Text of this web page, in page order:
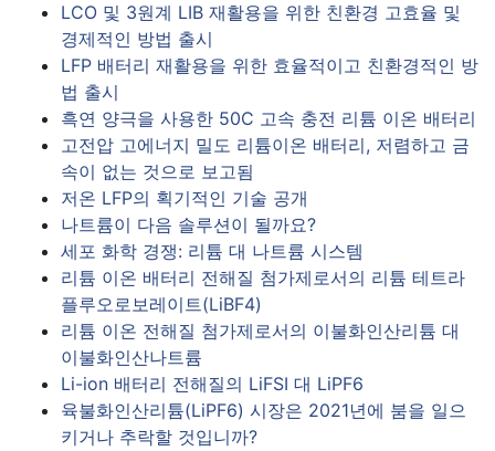
LCO 및 3원계 LIB 재활용을 위한 친환경 고효율 및
경제적인 방법 출시
LFP 배터리 재활용을 위한 효율적이고 친환경적인 방
법 출시
흑연 양극을 사용한 50C 고속 충전 리튬 이온 배터리
고전압 고에너지 밀도 리튬이온 배터리, 저렴하고 금
속이 없는 것으로 보고됨
저온 LFP의 획기적인 기술 공개
나트륨이 다음 솔루션이 될까요?
세포 화학 경쟁: 리튬 대 나트륨 시스템
리튬 이온 배터리 전해질 첨가제로서의 리튬 테트라
플루오로보레이트(LiBF4)
리튬 이온 전해질 첨가제로서의 이불화인산리튬 대
이불화인산나트륨
Li-ion 배터리 전해질의 LiFSI 대 LiPF6
육불화인산리튬(LiPF6) 시장은 2021년에 붐을 일으
키거나 추락할 것입니까?